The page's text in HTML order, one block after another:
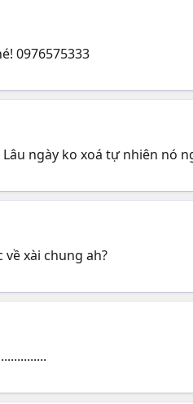
0976575333
ngày ko xoá tự nhiên nó
xài chung ah?